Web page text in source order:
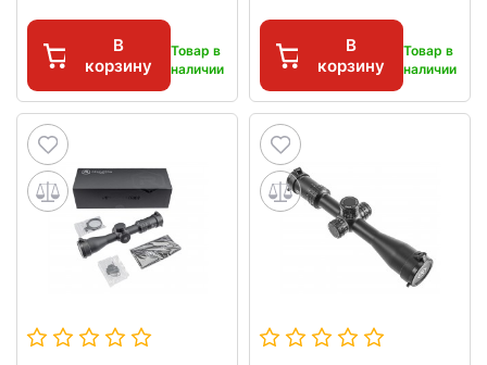
В
корзину
Товар в
наличии
В
корзину
Товар в
наличии